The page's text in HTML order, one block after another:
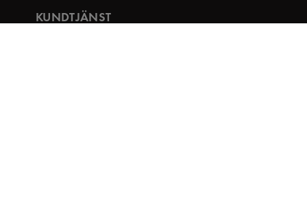
KUNDTJÄNST